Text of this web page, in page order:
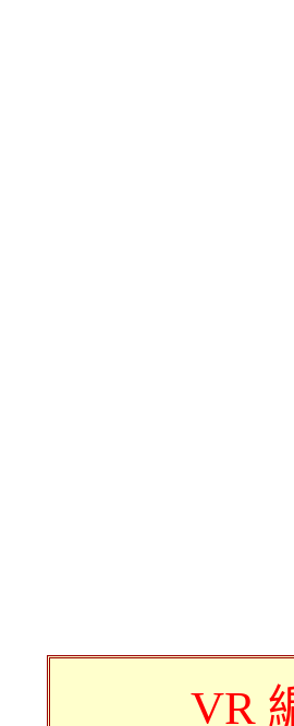
VR